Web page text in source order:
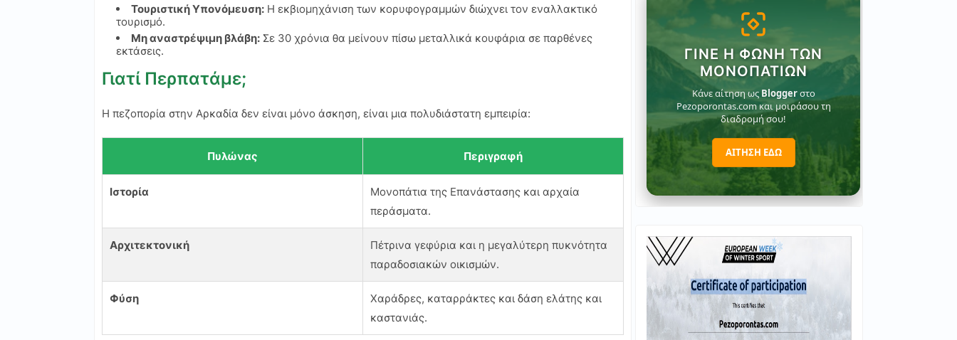
Τουριστική Υπονόμευση: Η εκβιομηχάνιση των κορυφογραμμών διώχνει τον εναλλακτικό
τουρισμό.
Μη αναστρέψιμη βλάβη: Σε 30 χρόνια θα μείνουν πίσω μεταλλικά κουφάρια σε παρθένες
εκτάσεις.
Γιατί Περπατάμε;
Η πεζοπορία στην Αρκαδία δεν είναι μόνο άσκηση, είναι μια πολυδιάστατη εμπειρία:
Πυλώνας Περιγραφή
Ιστορία
Μονοπάτια της Επανάστασης και αρχαία
περάσματα.
Αρχιτεκτονική
Πέτρινα γεφύρια και η μεγαλύτερη πυκνότητα
παραδοσιακών οικισμών.
Φύση
Χαράδρες, καταρράκτες και δάση ελάτης και
καστανιάς.
ΓΊΝΕ Η ΦΩΝΉ ΤΩΝ
ΜΟΝΟΠΑΤΙΏΝ
Κάνε αίτηση ως Bloggerστο
Pezoporontas.com και μοιράσου τη
διαδρομή σου!
ΑΙΤΗΣΗ ΕΔΩ